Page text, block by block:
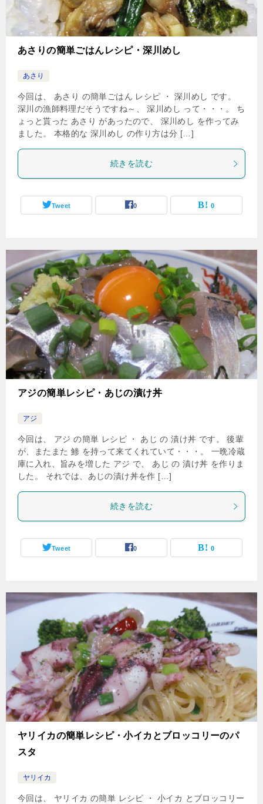
あさりの簡単ごはんレシピ・深川めし
あさり
今回は、 あさり の簡単ごはん レシピ ・ 深川めし です。
深川の漁師料理だそうですね～、 深川めし って・・・。 ち
ょっと貰った あさり があったので、 深川めし を作ってみ
ました。 本格的な 深川めし の作り方は分 […]
続きを読む
Tweet 0 0
アジの簡単レシピ・あじの漬け丼
アジ
今回は、 アジ の簡単 レシピ ・ あじ の 漬け丼 です。 後輩
が、またまた 鯵 を持って来てくれていて・・・。 一晩冷蔵
庫に入れ、旨みを増した アジ で、 あじ の 漬け丼 を作りま
した。 それでは、あじの漬け丼を作 […]
続きを読む
Tweet 0 0
ヤリイカの簡単レシピ・小イカとブロッコリーのパ
スタ
ヤリイカ
今回は、 ヤリイカ の簡単 レシピ ・ 小イカ とブロッコリー